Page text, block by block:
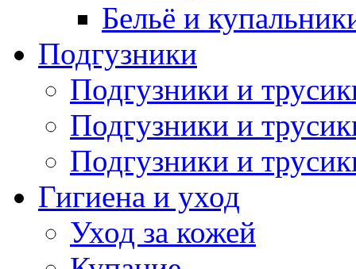
Бельё и
Подгузники
Подгузники и
Подгузники и
Подгузники и
Гигиена и уход
Уход за кожей